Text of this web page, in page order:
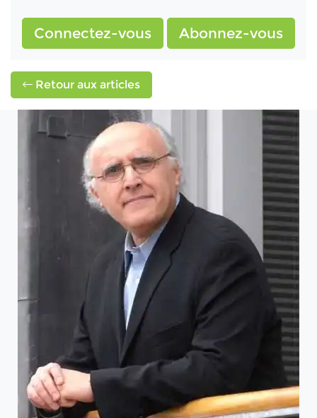
Connectez-vous Abonnez-vous
Retour aux articles